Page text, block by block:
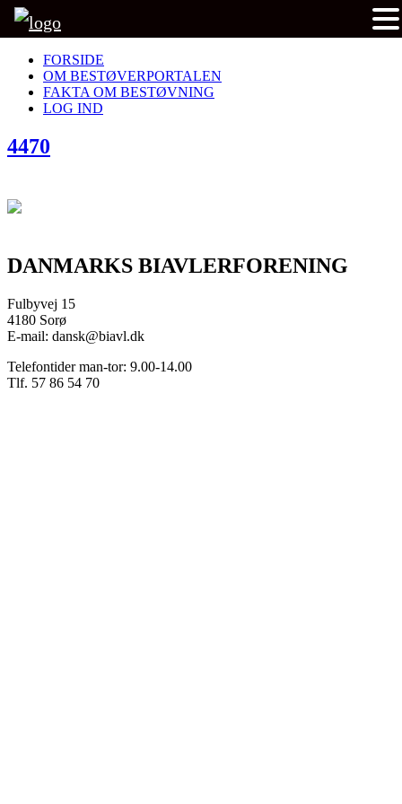
FORSIDE
OM BESTØVERPORTALEN
FAKTA OM BESTØVNING
LOG IND
4470
DANMARKS BIAVLERFORENING
Fulbyvej 15
4180 Sorø
E-mail: dansk@biavl.dk
Telefontider man-tor: 9.00-14.00
Tlf. 57 86 54 70